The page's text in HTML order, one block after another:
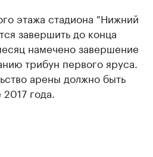
этажа стадиона "Нижний
завершить до конца
намечено завершение
трибун первого яруса.
арены должно быть
года.